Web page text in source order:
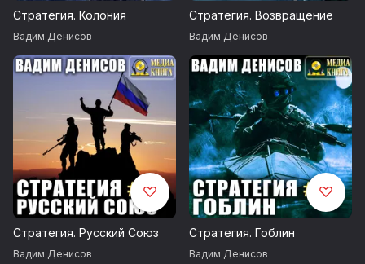
Стратегия. Колония
Вадим Денисов
Стратегия. Возвращение
Вадим Денисов
Стратегия. Русский Союз
Вадим Денисов
Стратегия. Гоблин
Вадим Денисов